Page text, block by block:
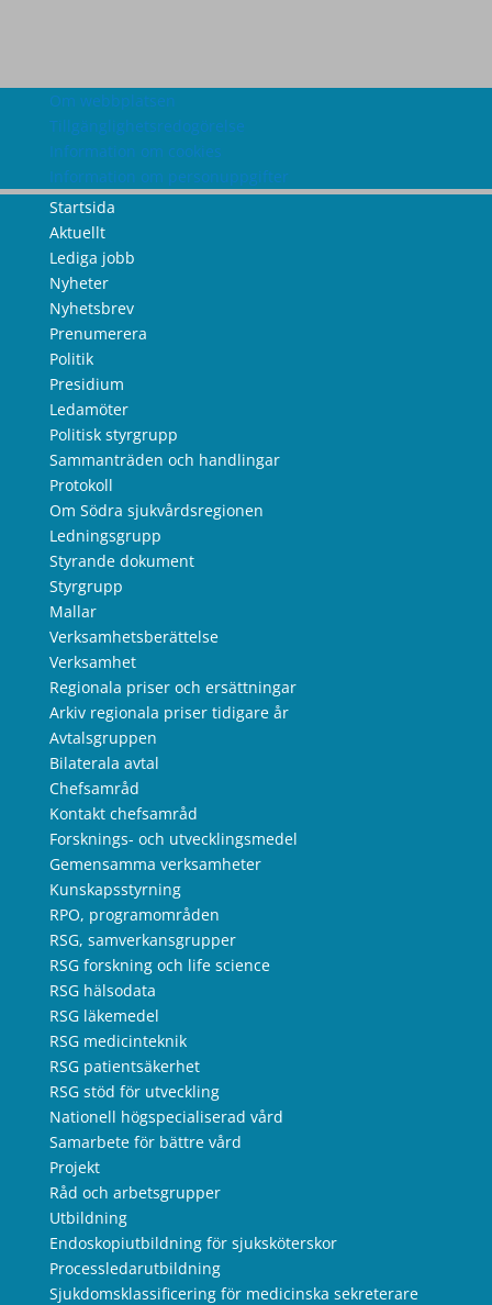
Om webbplatsen
Tillgänglighetsredogörelse
Information om cookies
Information om personuppgifter
Startsida
Aktuellt
Lediga jobb
Nyheter
Nyhetsbrev
Prenumerera
Politik
Presidium
Ledamöter
Politisk styrgrupp
Sammanträden och handlingar
Protokoll
Om Södra sjukvårdsregionen
Ledningsgrupp
Styrande dokument
Styrgrupp
Mallar
Verksamhetsberättelse
Verksamhet
Regionala priser och ersättningar
Arkiv regionala priser tidigare år
Avtalsgruppen
Bilaterala avtal
Chefsamråd
Kontakt chefsamråd
Forsknings- och utvecklingsmedel
Gemensamma verksamheter
Kunskapsstyrning
RPO, programområden
RSG, samverkansgrupper
RSG forskning och life science
RSG hälsodata
RSG läkemedel
RSG medicinteknik
RSG patientsäkerhet
RSG stöd för utveckling
Nationell högspecialiserad vård
Samarbete för bättre vård
Projekt
Råd och arbetsgrupper
Utbildning
Endoskopiutbildning för sjuksköterskor
Processledarutbildning
Sjukdomsklassificering för medicinska sekreterare